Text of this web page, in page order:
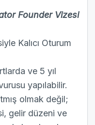
Founder Vizesi
Kalıcı Oturum
ve 5 yıl
yapılabilir.
olmak değil;
gelir düzeni ve